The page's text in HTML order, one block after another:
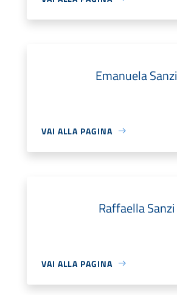
Emanuela Sanzi
VAI ALLA PAGINA
Raffaella Sanzi
VAI ALLA PAGINA